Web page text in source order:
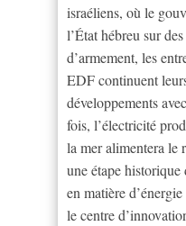
israéliens, où le
l’État hébreu sur
d’armement, les
EDF continuent
développements
fois, l’électricité
la mer alimentera le
une étape historique
en matière
le centre